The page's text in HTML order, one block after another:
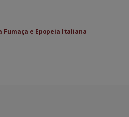
Fumaça e Epopeia Italiana